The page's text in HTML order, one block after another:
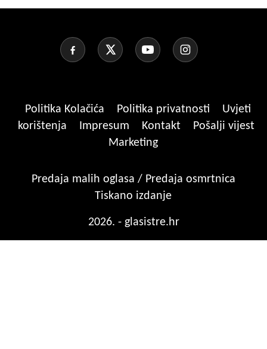
Politika Kolačića Politika privatnosti
Uvjeti
korištenja
Impresum Kontakt
Pošalji vijest
Marketing
Predaja malih oglasa / Predaja osmrtnica
Tiskano izdanje
2026. - glasistre.hr